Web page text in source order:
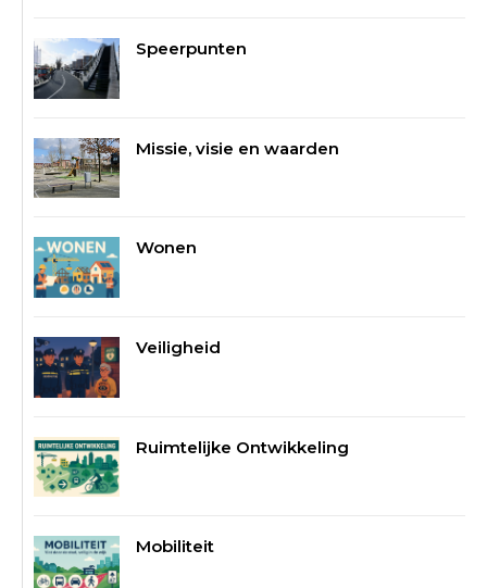
Speerpunten
Missie, visie en waarden
Wonen
Veiligheid
Ruimtelijke Ontwikkeling
Mobiliteit